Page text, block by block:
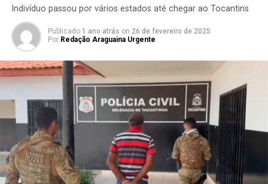
Indivíduo passou por vários estados até chegar ao Tocantins
Publicado 1 ano atrás on 26 de fevereiro de 2025
Por Redação Araguaina Urgente